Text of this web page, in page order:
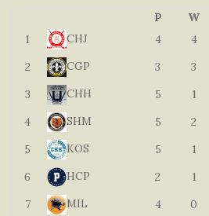
P W
1
CHJ 4 4
2
CGP 3 3
3
CHH 5 1
4
SHM 5 2
5
KOS 5 1
6
HCP 2 1
7
MIL 4 0